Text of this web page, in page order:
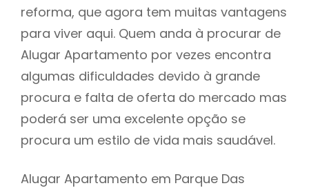
reforma, que agora tem muitas vantagens
para viver aqui. Quem anda à procurar de
Alugar Apartamento por vezes encontra
algumas dificuldades devido à grande
procura e falta de oferta do mercado mas
poderá ser uma excelente opção se
procura um estilo de vida mais saudável.
Alugar Apartamento em Parque Das